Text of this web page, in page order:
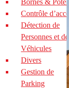
Bornes &
Contrôle d’accès
Détection de
Personnes et de
Véhicules
Divers
Gestion de
Parking